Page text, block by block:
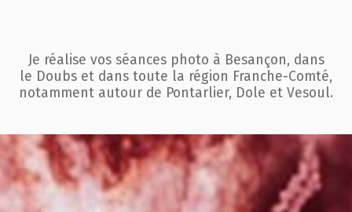
Je réalise vos séances photo à Besançon, dans
le Doubs et dans toute la région Franche-Comté,
notamment autour de Pontarlier, Dole et Vesoul.